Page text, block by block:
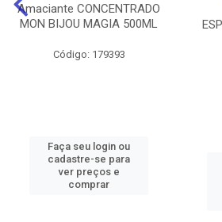
Amaciante CONCENTRADO
MON BIJOU MAGIA 500ML
Código: 179393
Faça seu login ou
cadastre-se para
ver preços e
comprar